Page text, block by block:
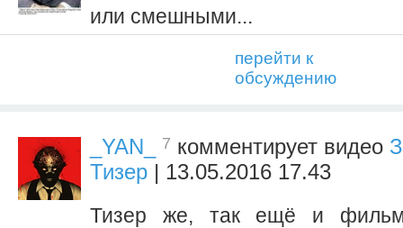
или смешными...
перейти к
обсуждению
_YAN_ 7 комментирует видео
Тизер | 13.05.2016 17.43
Тизер же, так ещё и